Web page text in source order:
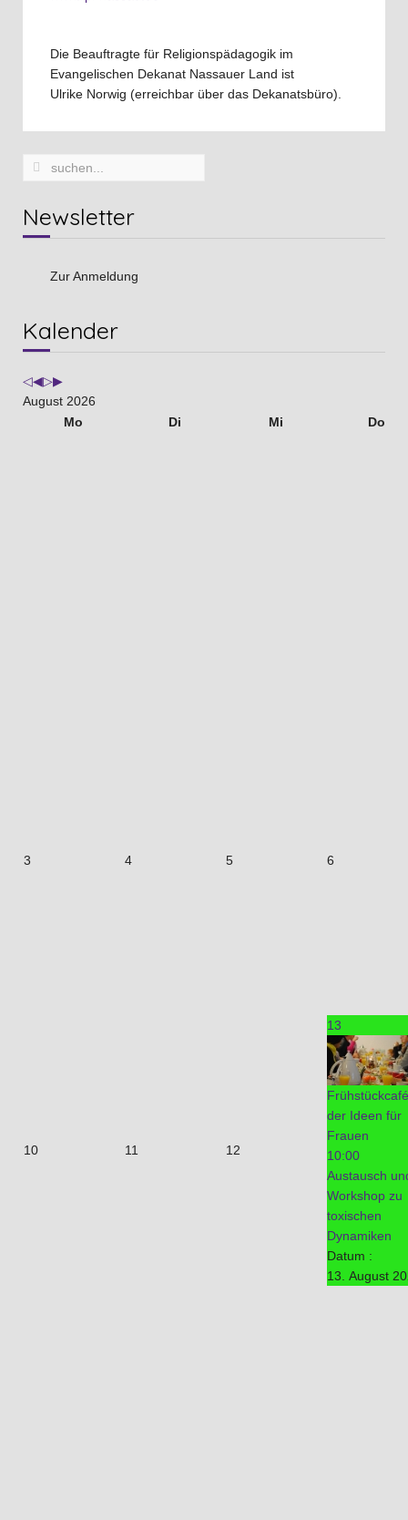
Die Beauftragte für Religionspädagogik im
Evangelischen Dekanat Nassauer Land ist
Ulrike Norwig (erreichbar über das Dekanatsbüro).
Newsletter
Zur Anmeldung
Kalender
Jahr
Monat
JahrMonat
August 2026
Mo
Di Mi Do
3 4 5 6
10 11 12
13
Frühstückcafé
der Ideen für
Frauen
10:00
Austausch
Workshop zu
toxischen
Dynamiken
Datum :
13. August